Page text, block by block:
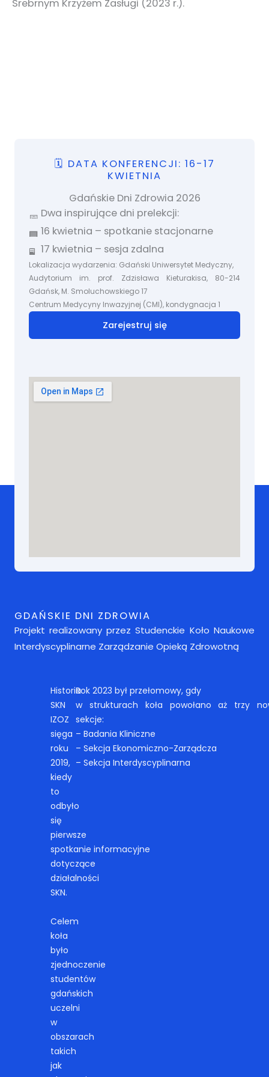
Srebrnym Krzyżem Zasługi (2023 r.).
🗓 DATA KONFERENCJI: 16-17
KWIETNIA
Gdańskie Dni Zdrowia 2026
Dwa inspirujące dni prelekcji:
16 kwietnia – spotkanie stacjonarne
17 kwietnia – sesja zdalna
Lokalizacja wydarzenia: Gdański Uniwersytet Medyczny,
Audytorium im. prof. Zdzisława Kieturakisa, 80-214
Gdańsk, M. Smoluchowskiego 17
Centrum Medycyny Inwazyjnej (CMI), kondygnacja 1
Zarejestruj się
GDAŃSKIE DNI ZDROWIA
Projekt realizowany przez Studenckie Koło Naukowe
Interdyscyplinarne Zarządzanie Opieką Zdrowotną
Historia
SKN
IZOZ
sięga
roku
2019,
kiedy
to
odbyło
się
pierwsze
spotkanie informacyjne
dotyczące
działalności
SKN.
Celem
koła
było
zjednoczenie
studentów
gdańskich
uczelni
w
obszarach
takich
jak
Rok 2023 był przełomowy, gdy
w strukturach koła powołano aż trzy
sekcje:
– Badania Kliniczne
– Sekcja Ekonomiczno-Zarządcza
– Sekcja Interdyscyplinarna